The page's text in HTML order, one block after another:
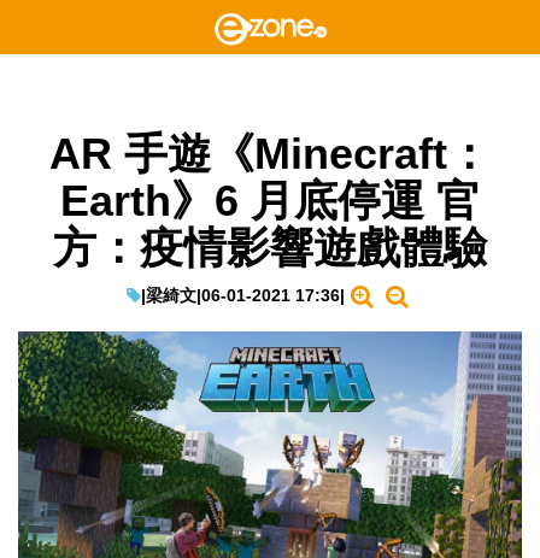
AR 手遊《Minecraft：
Earth》6 月底停運 官
方：疫情影響遊戲體驗
|梁綺文|06-01-2021 17:36|